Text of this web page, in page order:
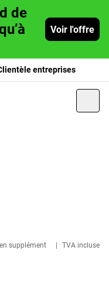
de
Voir l'offre
entreprises
supplément TVA incluse